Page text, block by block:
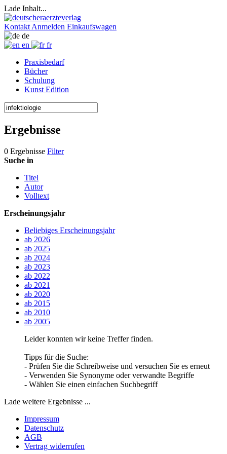
Lade Inhalt...
Kontakt Anmelden Einkaufswagen
de
en
fr
Praxisbedarf
Bücher
Schulung
Kunst Edition
Ergebnisse
0 Ergebnisse Filter
Suche in
Titel
Autor
Volltext
Erscheinungsjahr
Beliebiges Erscheinungsjahr
ab 2026
ab 2025
ab 2024
ab 2023
ab 2022
ab 2021
ab 2020
ab 2015
ab 2010
ab 2005
Leider konnten wir keine Treffer finden.
Tipps für die Suche:
- Prüfen Sie die Schreibweise und versuchen Sie es erneut
- Verwenden Sie Synonyme oder verwandte Begriffe
- Wählen Sie einen einfachen Suchbegriff
Lade weitere Ergebnisse ...
Impressum
Datenschutz
AGB
Vertrag widerrufen